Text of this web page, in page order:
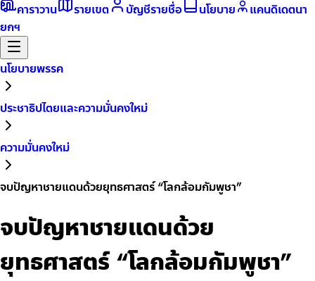
คาราวาน รายเขต บัญชีรายชื่อ นโยบาย
แคนดิเดตนา
ยกฯ
นโยบายพรรค
ประชาธิปไตยและความมั่นคงใหม่
ความมั่นคงใหม่
จบปัญหาชายแดนด้วยยุทธศาสตร์ “โลกล้อมกัมพูชา”
จบปัญหาชายแดนด้วย
ยุทธศาสตร์ “โลกล้อมกัมพูชา”